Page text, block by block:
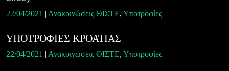
22/04/2021 | Ανακοινώσεις ΘΙΣΤΕ, Υποτροφίες
ΥΠΟΤΡΟΦΙΕΣ ΚΡΟΑΤΙΑΣ
22/04/2021 | Ανακοινώσεις ΘΙΣΤΕ, Υποτροφίες